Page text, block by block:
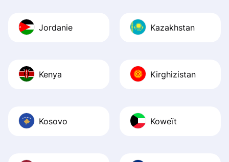
Jordanie Kazakhstan
Kenya Kirghizistan
Kosovo Koweït